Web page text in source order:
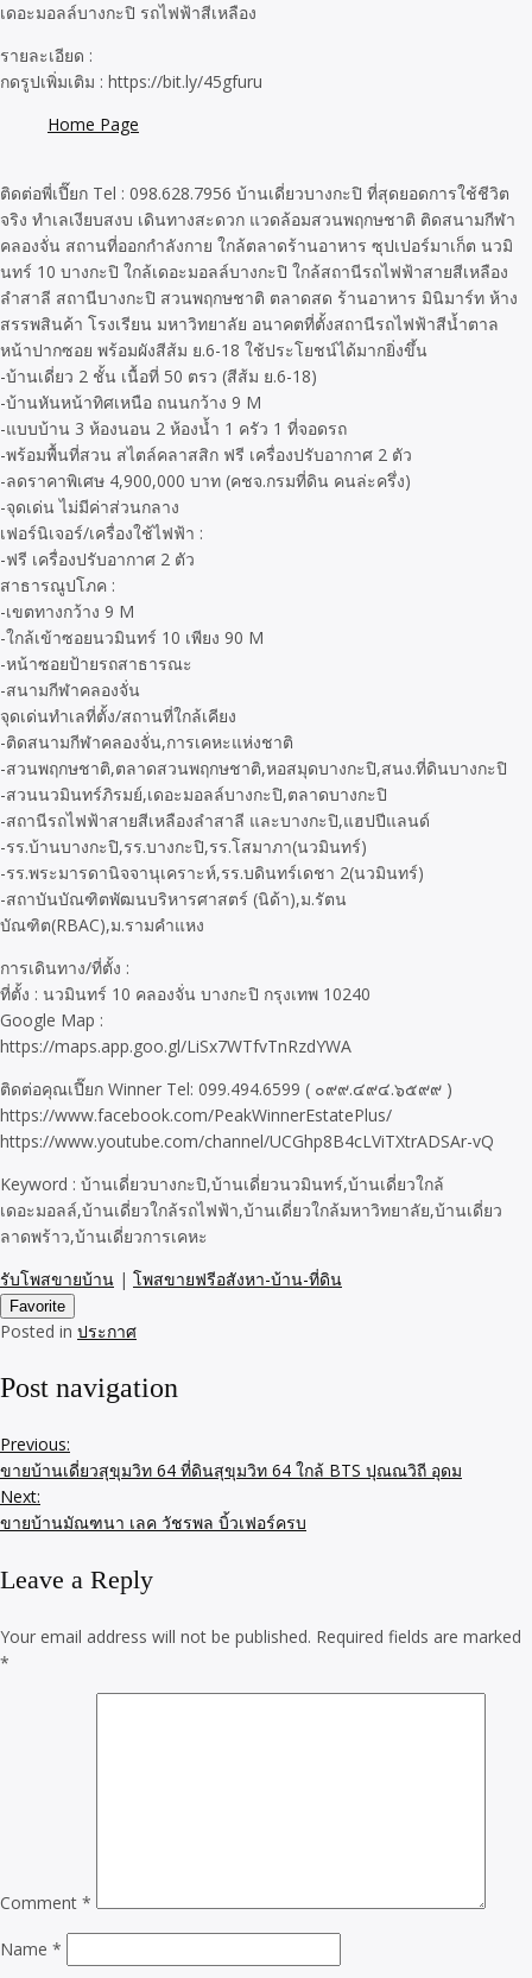
เดอะมอลล์บางกะปิ รถไฟฟ้าสีเหลือง
รายละเอียด :
กดรูปเพิ่มเติม : https://bit.ly/45gfuru
Home Page
ติดต่อพี่เปี๊ยก Tel : 098.628.7956 บ้านเดี่ยวบางกะปิ ที่สุดยอดการใช้ชีวิต
จริง ทำเลเงียบสงบ เดินทางสะดวก แวดล้อมสวนพฤกษชาติ ติดสนามกีฬา
คลองจั่น สถานที่ออกกำลังกาย ใกล้ตลาดร้านอาหาร ซุปเปอร์มาเก็ต นวมิ
นทร์ 10 บางกะปิ ใกล้เดอะมอลล์บางกะปิ ใกล้สถานีรถไฟฟ้าสายสีเหลือง
ลำสาลี สถานีบางกะปิ สวนพฤกษชาติ ตลาดสด ร้านอาหาร มินิมาร์ท ห้าง
สรรพสินค้า โรงเรียน มหาวิทยาลัย อนาคตที่ตั้งสถานีรถไฟฟ้าสีน้ำตาล
หน้าปากซอย พร้อมผังสีส้ม ย.6-18 ใช้ประโยชน์ได้มากยิ่งขึ้น
-บ้านเดี่ยว 2 ชั้น เนื้อที่ 50 ตรว (สีส้ม ย.6-18)
-บ้านหันหน้าทิศเหนือ ถนนกว้าง 9 M
-แบบบ้าน 3 ห้องนอน 2 ห้องน้ำ 1 ครัว 1 ที่จอดรถ
-พร้อมพื้นที่สวน สไตล์คลาสสิก ฟรี เครื่องปรับอากาศ 2 ตัว
-ลดราคาพิเศษ 4,900,000 บาท (คชจ.กรมที่ดิน คนล่ะครึ่ง)
-จุดเด่น ไม่มีค่าส่วนกลาง
เฟอร์นิเจอร์/เครื่องใช้ไฟฟ้า :
-ฟรี เครื่องปรับอากาศ 2 ตัว
สาธารณูปโภค :
-เขตทางกว้าง 9 M
-ใกล้เข้าซอยนวมินทร์ 10 เพียง 90 M
-หน้าซอยป้ายรถสาธารณะ
-สนามกีฬาคลองจั่น
จุดเด่นทำเลที่ตั้ง/สถานที่ใกล้เคียง
-ติดสนามกีฬาคลองจั่น,การเคหะแห่งชาติ
-สวนพฤกษชาติ,ตลาดสวนพฤกษชาติ,หอสมุดบางกะปิ,สนง.ที่ดินบางกะปิ
-สวนนวมินทร์ภิรมย์,เดอะมอลล์บางกะปิ,ตลาดบางกะปิ
-สถานีรถไฟฟ้าสายสีเหลืองลำสาลี และบางกะปิ,แฮปปีแลนด์
-รร.บ้านบางกะปิ,รร.บางกะปิ,รร.โสมาภา(นวมินทร์)
-รร.พระมารดานิจจานุเคราะห์,รร.บดินทร์เดชา 2(นวมินทร์)
-สถาบันบัณฑิตพัฒนบริหารศาสตร์ (นิด้า),ม.รัตน
บัณฑิต(RBAC),ม.รามคำแหง
การเดินทาง/ที่ตั้ง :
ที่ตั้ง : นวมินทร์ 10 คลองจั่น บางกะปิ กรุงเทพ 10240
Google Map :
https://maps.app.goo.gl/LiSx7WTfvTnRzdYWA
ติดต่อคุณเปี๊ยก Winner Tel: 099.494.6599 ( ๐๙๙.๔๙๔.๖๕๙๙ )
https://www.facebook.com/PeakWinnerEstatePlus/
https://www.youtube.com/channel/UCGhp8B4cLViTXtrADSAr-vQ
Keyword : บ้านเดี่ยวบางกะปิ,บ้านเดี่ยวนวมินทร์,บ้านเดี่ยวใกล้
เดอะมอลล์,บ้านเดี่ยวใกล้รถไฟฟ้า,บ้านเดี่ยวใกล้มหาวิทยาลัย,บ้านเดี่ยว
ลาดพร้าว,บ้านเดี่ยวการเคหะ
รับโพสขายบ้าน | โพสขายฟรีอสังหา-บ้าน-ที่ดิน
Favorite
Posted in ประกาศ
Post navigation
Previous:
ขายบ้านเดี่ยวสุขุมวิท 64 ที่ดินสุขุมวิท 64 ใกล้ BTS ปุณณวิถี อุดม
Next:
ขายบ้านมัณฑนา เลค วัชรพล บิ้วเฟอร์ครบ
Leave a Reply
Your email address will not be published. Required fields are marked
*
Comment *
Name *